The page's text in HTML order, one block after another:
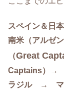
スペイン＆
南米（アルゼ
（Great
Captains）→
ラジル →